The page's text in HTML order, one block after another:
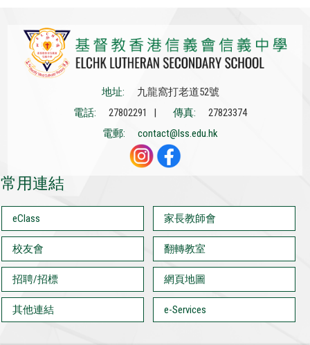
地址:
九龍窩打老道52號
電話:
27802291 | 傳真:
27823374
電郵:
contact@lss.edu.hk
常用連結
eClass 家長教師會
校友會 翻轉教室
招聘/招標 網頁地圖
其他連結 e-Services